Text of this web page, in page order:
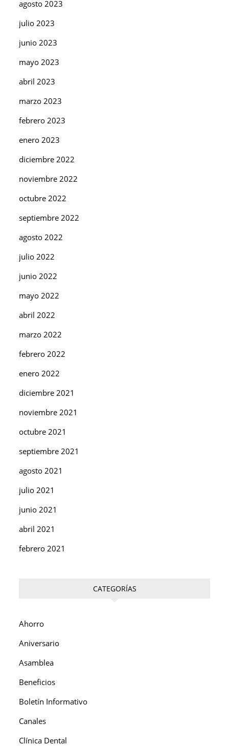
agosto 2023
julio 2023
junio 2023
mayo 2023
abril 2023
marzo 2023
febrero 2023
enero 2023
diciembre 2022
noviembre 2022
octubre 2022
septiembre 2022
agosto 2022
julio 2022
junio 2022
mayo 2022
abril 2022
marzo 2022
febrero 2022
enero 2022
diciembre 2021
noviembre 2021
octubre 2021
septiembre 2021
agosto 2021
julio 2021
junio 2021
abril 2021
febrero 2021
CATEGORÍAS
Ahorro
Aniversario
Asamblea
Beneficios
Boletín Informativo
Canales
Clínica Dental